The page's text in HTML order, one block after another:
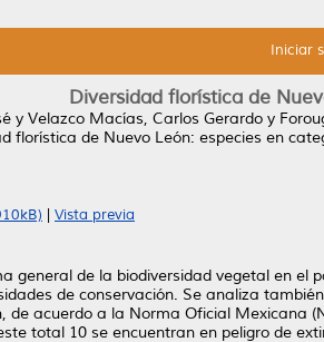
Iniciar
Diversidad florística de
y Velazco Macías, Carlos Gerardo y
florística de Nuevo León: especies en
Vista previa
general de la biodiversidad vegetal en el
de conservación. Se analiza
de acuerdo a la Norma Oficial Mexicana
total 10 se encuentran en peligro de